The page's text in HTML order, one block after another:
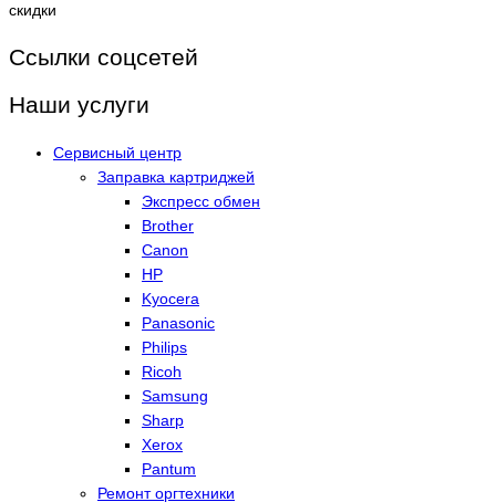
скидки
Ссылки соцсетей
Наши услуги
Сервисный центр
Заправка картриджей
Экспресс обмен
Brother
Canon
HP
Kyocera
Panasonic
Philips
Ricoh
Samsung
Sharp
Xerox
Pantum
Ремонт оргтехники